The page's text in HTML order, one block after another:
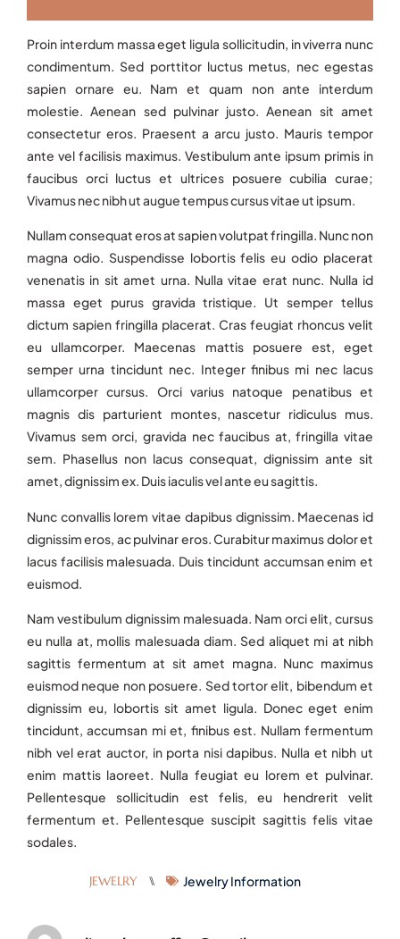
Proin interdum massa eget ligula sollicitudin, in viverra nunc
condimentum. Sed porttitor luctus metus, nec egestas
sapien ornare eu. Nam et quam non ante interdum
molestie. Aenean sed pulvinar justo. Aenean sit amet
consectetur eros. Praesent a arcu justo. Mauris tempor
ante vel facilisis maximus. Vestibulum ante ipsum primis in
faucibus orci luctus et ultrices posuere cubilia curae;
Vivamus nec nibh ut augue tempus cursus vitae ut ipsum.
Nullam consequat eros at sapien volutpat fringilla. Nunc non
magna odio. Suspendisse lobortis felis eu odio placerat
venenatis in sit amet urna. Nulla vitae erat nunc. Nulla id
massa eget purus gravida tristique. Ut semper tellus
dictum sapien fringilla placerat. Cras feugiat rhoncus velit
eu ullamcorper. Maecenas mattis posuere est, eget
semper urna tincidunt nec. Integer finibus mi nec lacus
ullamcorper cursus. Orci varius natoque penatibus et
magnis dis parturient montes, nascetur ridiculus mus.
Vivamus sem orci, gravida nec faucibus at, fringilla vitae
sem. Phasellus non lacus consequat, dignissim ante sit
amet, dignissim ex. Duis iaculis vel ante eu sagittis.
Nunc convallis lorem vitae dapibus dignissim. Maecenas id
dignissim eros, ac pulvinar eros. Curabitur maximus dolor et
lacus facilisis malesuada. Duis tincidunt accumsan enim et
euismod.
Nam vestibulum dignissim malesuada. Nam orci elit, cursus
eu nulla at, mollis malesuada diam. Sed aliquet mi at nibh
sagittis fermentum at sit amet magna. Nunc maximus
euismod neque non posuere. Sed tortor elit, bibendum et
dignissim eu, lobortis sit amet ligula. Donec eget enim
tincidunt, accumsan mi et, finibus est. Nullam fermentum
nibh vel erat auctor, in porta nisi dapibus. Nulla et nibh ut
enim mattis laoreet. Nulla feugiat eu lorem et pulvinar.
Pellentesque sollicitudin est felis, eu hendrerit velit
fermentum et. Pellentesque suscipit sagittis felis vitae
sodales.
JEWELRY ⑊ Jewelry Information